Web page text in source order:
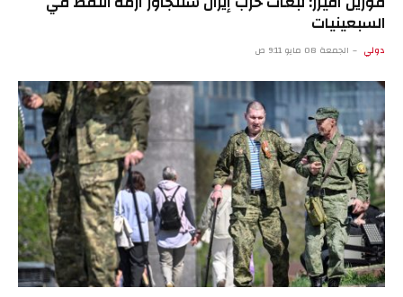
السبعينيات
دولي الجمعة 08 مايو 9:11 ص